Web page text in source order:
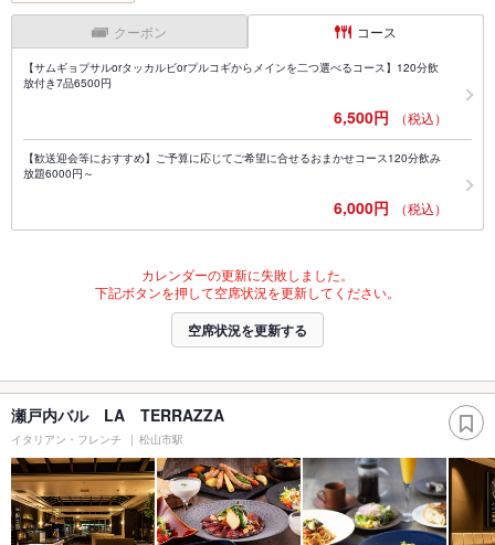
クーポン コース
【サムギョプサルorタッカルビorプルコギからメインを二つ選べるコース】120分飲
放付き7品6500円
6,500円 （税込）
【歓送迎会等におすすめ】ご予算に応じてご希望に合せるおまかせコース120分飲み
放題6000円～
6,000円 （税込）
カレンダーの更新に失敗しました。
下記ボタンを押して空席状況を更新してください。
空席状況を更新する
瀬戸内バル LA TERRAZZA
イタリアン・フレンチ 松山市駅